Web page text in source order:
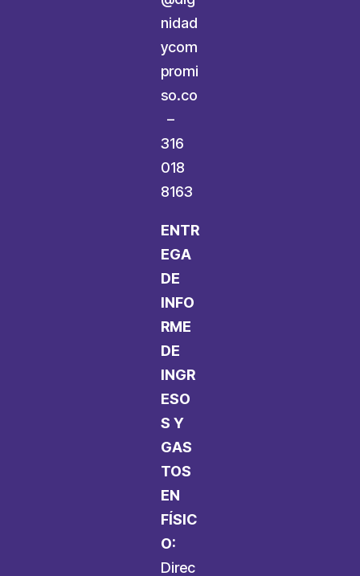
nidad
ycom
promi
so.co
–
316
018
8163
ENTR
EGA
DE
INFO
RME
DE
INGR
ESO
S Y
GAS
TOS
EN
FÍSIC
O:
Direc